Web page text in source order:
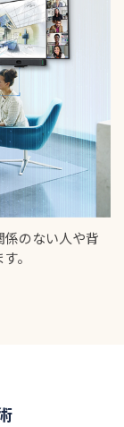
のない人や背
。